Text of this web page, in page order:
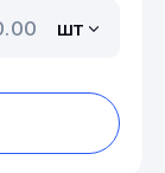
шт